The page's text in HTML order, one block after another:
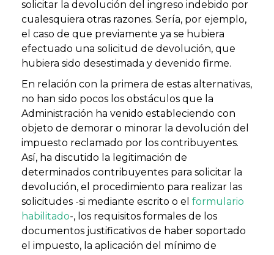
solicitar la devolución del ingreso indebido por
cualesquiera otras razones. Sería, por ejemplo,
el caso de que previamente ya se hubiera
efectuado una solicitud de devolución, que
hubiera sido desestimada y devenido firme.
En relación con la primera de estas alternativas,
no han sido pocos los obstáculos que la
Administración ha venido estableciendo con
objeto de demorar o minorar la devolución del
impuesto reclamado por los contribuyentes.
Así, ha discutido la legitimación de
determinados contribuyentes para solicitar la
devolución, el procedimiento para realizar las
solicitudes -si mediante escrito o el formulario
habilitado-, los requisitos formales de los
documentos justificativos de haber soportado
el impuesto, la aplicación del mínimo de